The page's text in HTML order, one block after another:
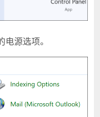
源选项。